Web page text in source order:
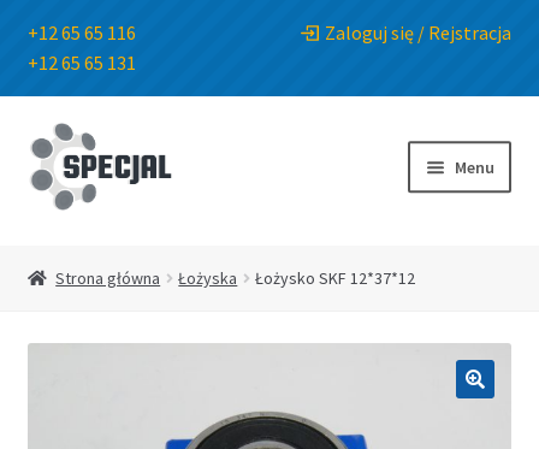
+12 65 65 116
+12 65 65 131
Zaloguj się / Rejstracja
Przejdź
do
nawigacji
Przejdź
do
treści
Menu
Strona główna Łożyska Łożysko SKF 12*37*12